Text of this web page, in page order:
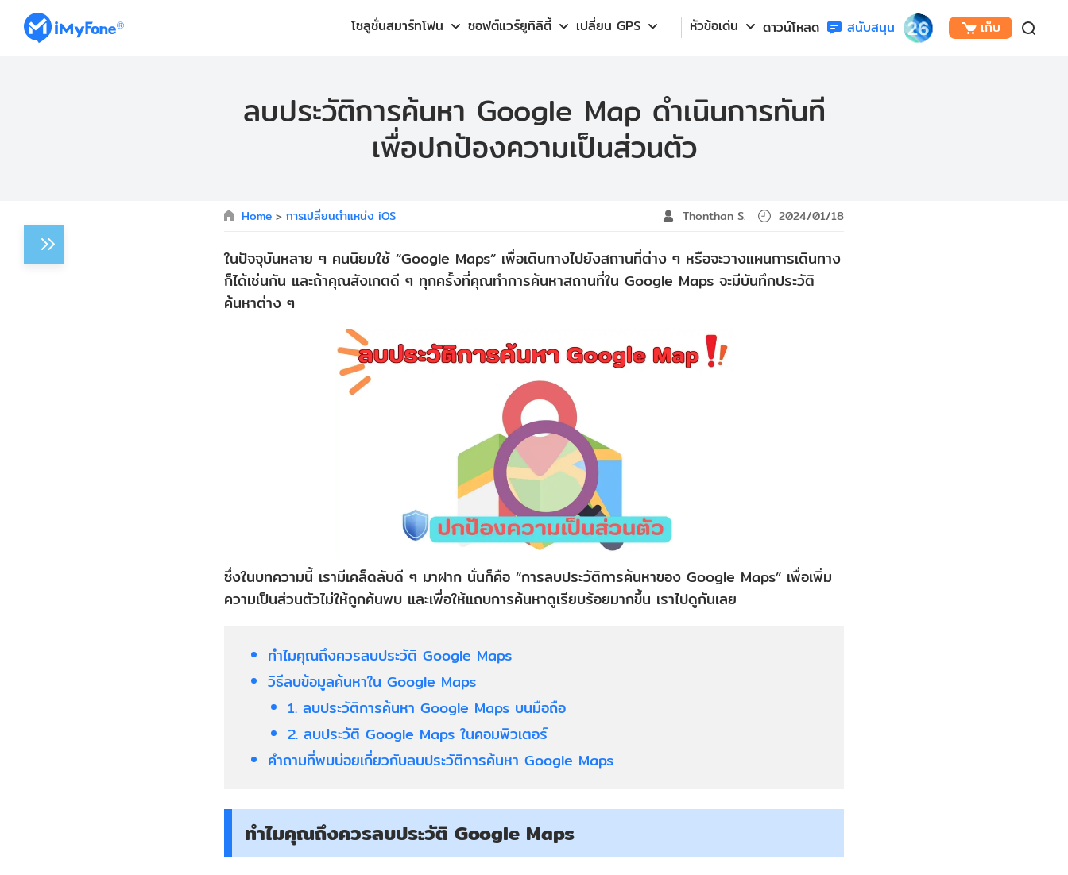
โซลูชั่นสมาร์ทโฟน ซอฟต์แวร์ยูทิลิตี้ เปลี่ยน GPS หัวข้อเด่น ดาวน์โหลด สนับสนุน เก็บ
ลบประวัติการค้นหา Google Map ดำเนินการทันที
เพื่อปกป้องความเป็นส่วนตัว
Home > การเปลี่ยนตำแหน่ง iOS Thonthan S. 2024/01/18
ในปัจจุบันหลาย ๆ คนนิยมใช้ “Google Maps” เพื่อเดินทางไปยังสถานที่ต่าง ๆ หรือจะวางแผนการเดินทาง
ก็ได้เช่นกัน และถ้าคุณสังเกตดี ๆ ทุกครั้งที่คุณทำการค้นหาสถานที่ใน Google Maps จะมีบันทึกประวัติ
ค้นหาต่าง ๆ
ซึ่งในบทความนี้ เรามีเคล็ดลับดี ๆ มาฝาก นั่นก็คือ “การลบประวัติการค้นหาของ Google Maps” เพื่อเพิ่ม
ความเป็นส่วนตัวไม่ให้ถูกค้นพบ และเพื่อให้แถบการค้นหาดูเรียบร้อยมากขึ้น เราไปดูกันเลย
ทำไมคุณถึงควรลบประวัติ Google Maps
วิธีลบข้อมูลค้นหาใน Google Maps
1. ลบประวัติการค้นหา Google Maps บนมือถือ
2. ลบประวัติ Google Maps ในคอมพิวเตอร์
คำถามที่พบบ่อยเกี่ยวกับลบประวัติการค้นหา Google Maps
ทำไมคุณถึงควรลบประวัติ Google Maps